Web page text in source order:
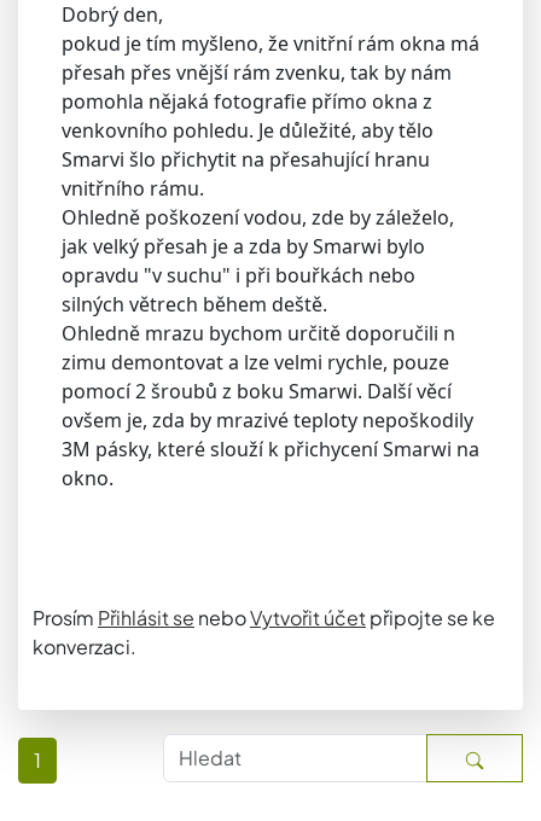
Dobrý den,
pokud je tím myšleno, že vnitřní rám okna má
přesah přes vnější rám zvenku, tak by nám
pomohla nějaká fotografie přímo okna z
venkovního pohledu. Je důležité, aby tělo
Smarvi šlo přichytit na přesahující hranu
vnitřního rámu.
Ohledně poškození vodou, zde by záleželo,
jak velký přesah je a zda by Smarwi bylo
opravdu "v suchu" i při bouřkách nebo
silných větrech během deště.
Ohledně mrazu bychom určitě doporučili n
zimu demontovat a lze velmi rychle, pouze
pomocí 2 šroubů z boku Smarwi. Další věcí
ovšem je, zda by mrazivé teploty nepoškodily
3M pásky, které slouží k přichycení Smarwi na
okno.
Prosím Přihlásit se neboVytvořit účetpřipojte se ke
konverzaci.
1